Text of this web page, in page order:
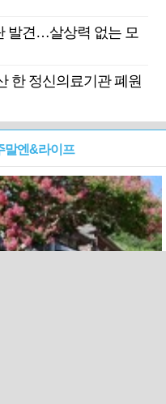
발견…살상력 없는 모
한 정신의료기관 폐원
말엔&라이프